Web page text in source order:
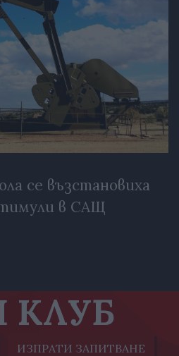
се възстановиха
в САЩ
КЛУБ
ИЗПРАТИ ЗАПИТВАНЕ